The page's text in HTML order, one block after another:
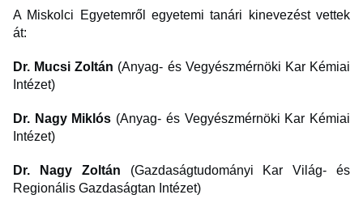
A Miskolci Egyetemről egyetemi tanári kinevezést vettek
át:
Dr. Mucsi Zoltán (Anyag- és Vegyészmérnöki Kar Kémiai
Intézet)
Dr. Nagy Miklós (Anyag- és Vegyészmérnöki Kar Kémiai
Intézet)
Dr. Nagy Zoltán (Gazdaságtudományi Kar Világ- és
Regionális Gazdaságtan Intézet)